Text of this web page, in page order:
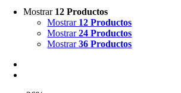
Mostrar 12 Productos
Mostrar 12 Productos
Mostrar24 Productos
Mostrar36 Productos